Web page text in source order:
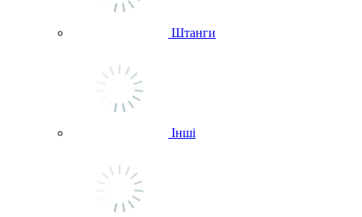
Штанги
Інші